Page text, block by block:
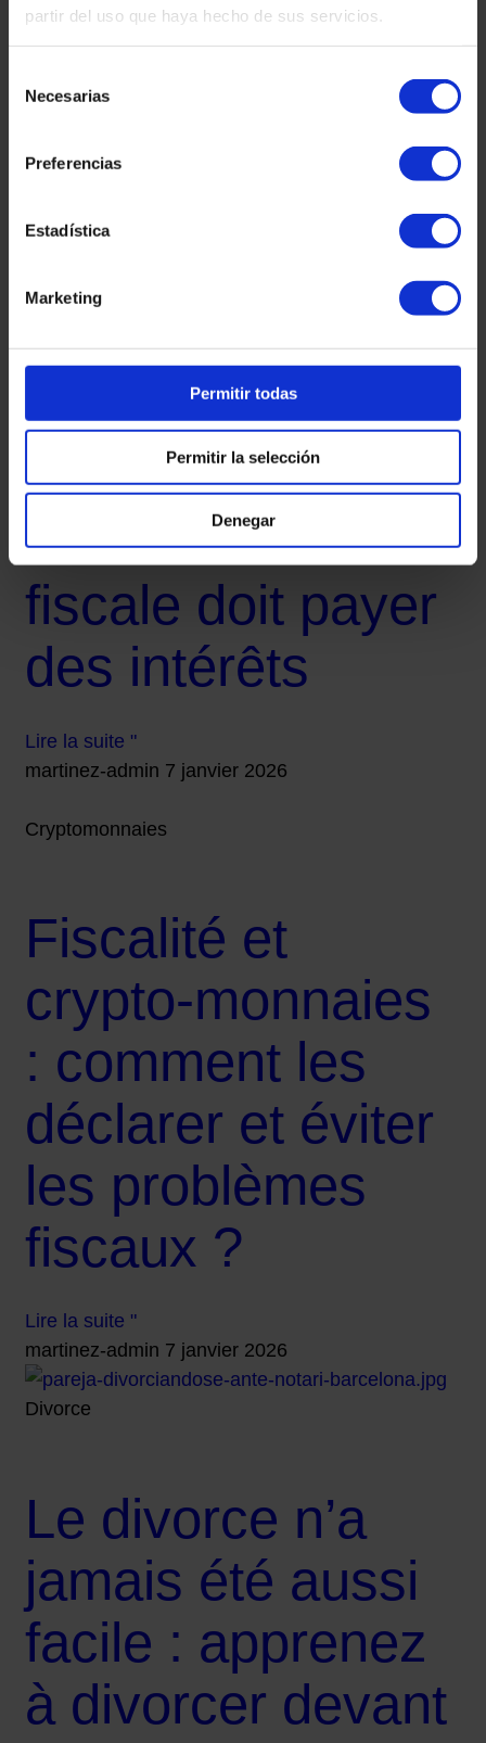
partir del uso que haya hecho de sus servicios.
Necesarias
Preferencias
Estadística
Marketing
Permitir todas
Permitir la selección
Denegar
Déclarations
d’impôt sur le
revenu retardées
: ce qui peut
arriver et quand
l’administration
fiscale doit payer
des intérêts
Lire la suite "
martinez-admin 7 janvier 2026
Cryptomonnaies
Fiscalité et
crypto-monnaies
: comment les
déclarer et éviter
les problèmes
fiscaux ?
Lire la suite "
martinez-admin 7 janvier 2026
Divorce
Le divorce n’a
jamais été aussi
facile : apprenez
à divorcer devant